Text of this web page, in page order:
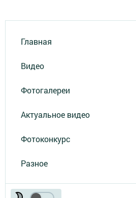
Главная
Видео
Фотогалереи
Актуальное видео
Фотоконкурс
Разное